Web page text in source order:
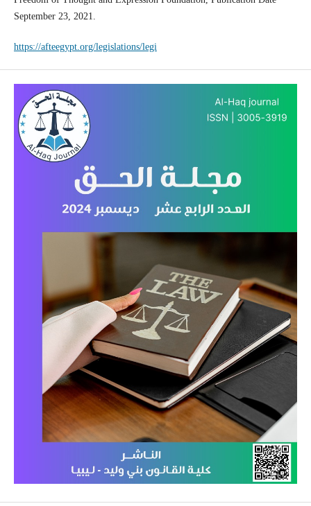
September 23, 2021.
https://afteegypt.org/legislations/legi